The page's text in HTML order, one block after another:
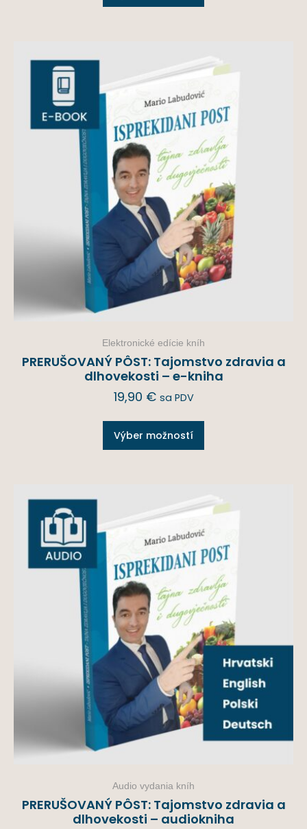
Elektronické edície kníh
PRERUŠOVANÝ PÔST: Tajomstvo zdravia a
dlhovekosti – e-kniha
19,90 € sa PDV
Výber možností
Audio vydania kníh
PRERUŠOVANÝ PÔST: Tajomstvo zdravia a
dlhovekosti – audiokniha